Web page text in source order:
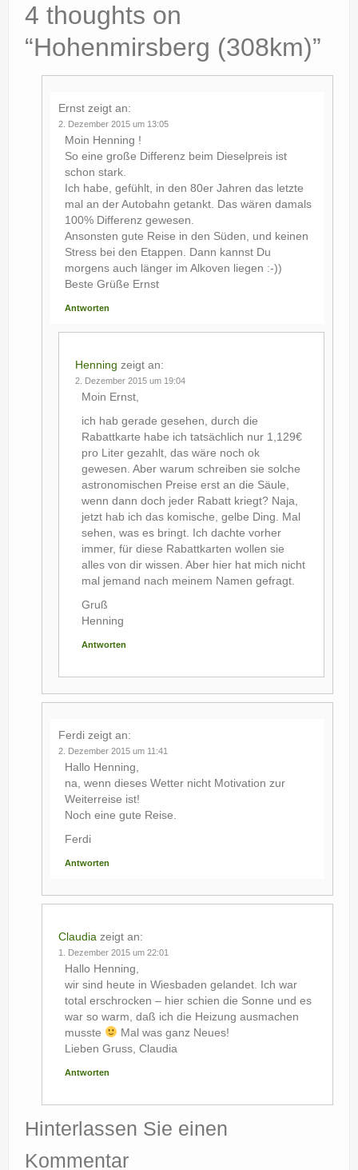
4 thoughts on
“Hohenmirsberg (308km)”
Ernst zeigt an:
2. Dezember 2015 um 13:05
Moin Henning !
So eine große Differenz beim Dieselpreis ist
schon stark.
Ich habe, gefühlt, in den 80er Jahren das letzte
mal an der Autobahn getankt. Das wären damals
100% Differenz gewesen.
Ansonsten gute Reise in den Süden, und keinen
Stress bei den Etappen. Dann kannst Du
morgens auch länger im Alkoven liegen :-))
Beste Grüße Ernst
Antworten
Henning zeigt an:
2. Dezember 2015 um 19:04
Moin Ernst,
ich hab gerade gesehen, durch die
Rabattkarte habe ich tatsächlich nur 1,129€
pro Liter gezahlt, das wäre noch ok
gewesen. Aber warum schreiben sie solche
astronomischen Preise erst an die Säule,
wenn dann doch jeder Rabatt kriegt? Naja,
jetzt hab ich das komische, gelbe Ding. Mal
sehen, was es bringt. Ich dachte vorher
immer, für diese Rabattkarten wollen sie
alles von dir wissen. Aber hier hat mich nicht
mal jemand nach meinem Namen gefragt.
Gruß
Henning
Antworten
Ferdi zeigt an:
2. Dezember 2015 um 11:41
Hallo Henning,
na, wenn dieses Wetter nicht Motivation zur
Weiterreise ist!
Noch eine gute Reise.
Ferdi
Antworten
Claudia zeigt an:
1. Dezember 2015 um 22:01
Hallo Henning,
wir sind heute in Wiesbaden gelandet. Ich war
total erschrocken – hier schien die Sonne und es
war so warm, daß ich die Heizung ausmachen
musste
Mal was ganz Neues!
Lieben Gruss, Claudia
Antworten
Hinterlassen Sie einen
Kommentar